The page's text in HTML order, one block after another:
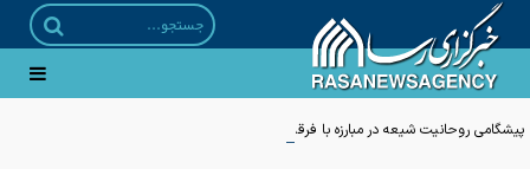
پیشگامی روحانیت شیعه در مبارزه با فرقه صهیونیسم